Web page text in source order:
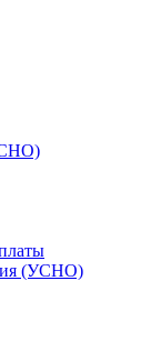
(УСНО)